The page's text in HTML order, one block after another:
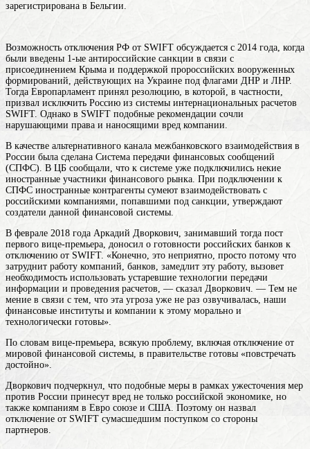
зарегистрирована в Бельгии.
Возможность отключения РФ от SWIFT обсуждается с 2014 года, когда
были введены 1-ые антироссийские санкции в связи с
присоединением Крыма и поддержкой пророссийских вооруженных
формирований, действующих на Украине под флагами ДНР и ЛНР.
Тогда Европарламент принял резолюцию, в которой, в частности,
призвал исключить Россию из системы интернациональных расчетов
SWIFT. Однако в SWIFT подобные рекомендации сочли
нарушающими права и наносящими вред компании.
В качестве альтернативного канала межбанковского взаимодействия в
России была сделана Система передачи финансовых сообщений
(СПФС). В ЦБ сообщали, что к системе уже подключились некие
иностранные участники финансового рынка. При подключении к
СПФС иностранные контрагенты сумеют взаимодействовать с
российскими компаниями, попавшими под санкции, утверждают
создатели данной финансовой системы.
В феврале 2018 года Аркадий Дворкович, занимавший тогда пост
первого вице-премьера, доносил о готовности российских банков к
отключению от SWIFT. «Конечно, это неприятно, просто потому что
затруднит работу компаний, банков, замедлит эту работу, вызовет
необходимость использовать устаревшие технологии передачи
информации и проведения расчетов, — сказал Дворкович. — Тем не
мение в связи с тем, что эта угроза уже не раз озвучивалась, наши
финансовые институты и компании к этому морально и
технологически готовы».
По словам вице-премьера, всякую проблему, включая отключение от
мировой финансовой системы, в правительстве готовы «повстречать
достойно».
Дворкович подчеркнул, что подобные меры в рамках ужесточения мер
против России принесут вред не только российской экономике, но
также компаниям в Евро союзе и США. Поэтому он назвал
отключение от SWIFT сумасшедшим поступком со стороны
партнеров.